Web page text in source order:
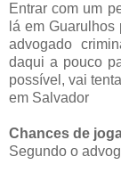
Entrar com um
lá em
advogado
daqui a pouco
possível, vai
em Salvador
Chances de
Segundo o